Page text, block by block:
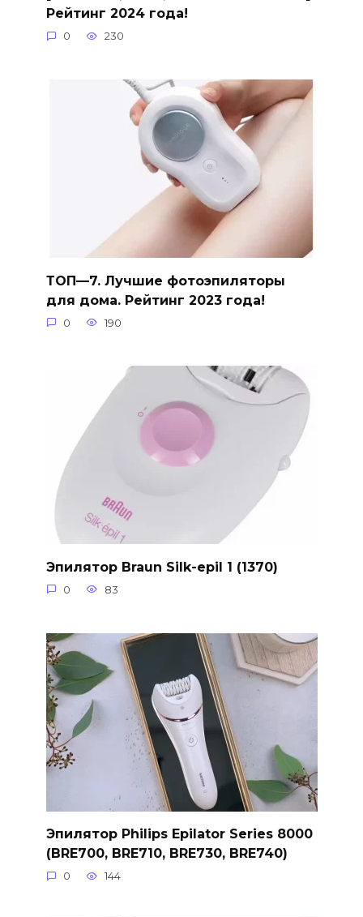
Рейтинг 2024 года!
0 230
ТОП—7. Лучшие фотоэпиляторы
для дома. Рейтинг 2023 года!
0 190
Эпилятор Braun Silk-epil 1 (1370)
0 83
Эпилятор Philips Epilator Series 8000
(BRE700, BRE710, BRE730, BRE740)
0 144